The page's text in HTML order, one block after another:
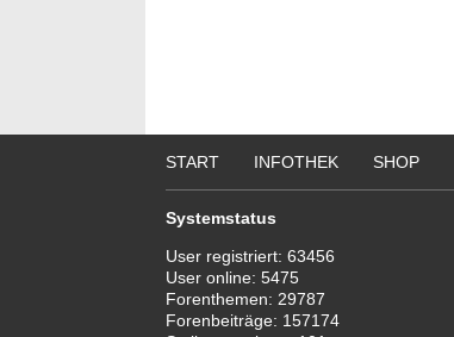
START INFOTHEK SHOP
Systemstatus
User registriert: 63456
User online: 5475
Forenthemen: 29787
Forenbeiträge: 157174